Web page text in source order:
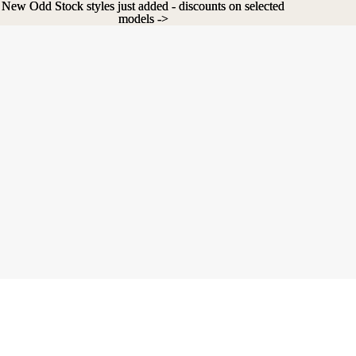
New Odd Stock styles just added - discounts on selected
models ->
New Odd Stock styles just added - discounts on selected
models ->